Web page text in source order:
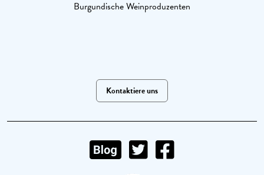
Burgundische Weinproduzenten
Kontaktiere uns